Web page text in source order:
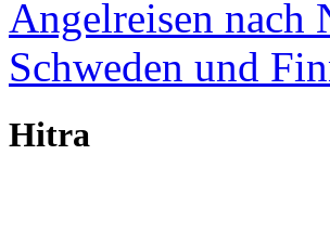
Hitra